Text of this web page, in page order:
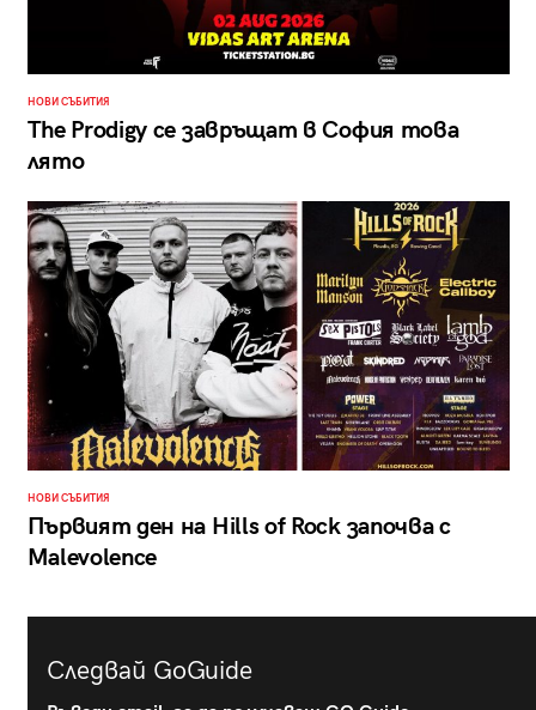
НОВИ СЪБИТИЯ
The Prodigy се завръщат в София това
лято
НОВИ СЪБИТИЯ
Първият ден на Hills of Rock започва с
Malevolence
Следвай GoGuide